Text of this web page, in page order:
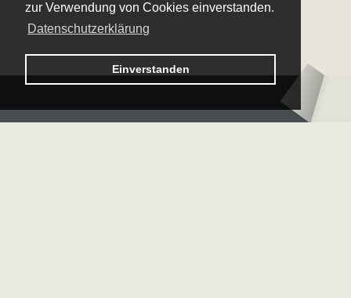
zur Verwendung von Cookies einverstanden.
Datenschutzerklärung
Einverstanden
Logo – Sächsische Bläserphilharmonie
Logo –